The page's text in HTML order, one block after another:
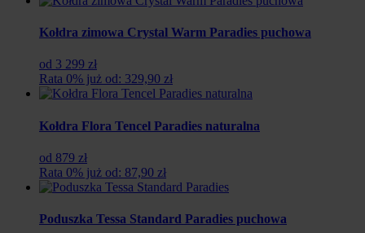
Kołdra zimowa Crystal Warm Paradies puchowa
od 3 299 zł
Rata 0% już od: 329,90 zł
Kołdra Flora Tencel Paradies naturalna
od 879 zł
Rata 0% już od: 87,90 zł
Poduszka Tessa Standard Paradies puchowa